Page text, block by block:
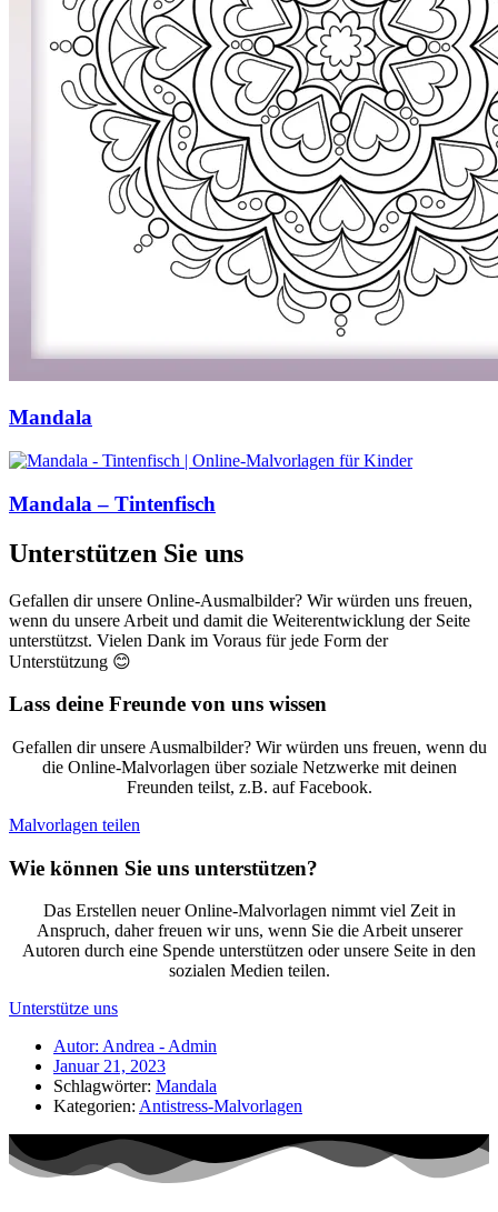
Mandala
Mandala – Tintenfisch
Unterstützen Sie uns
Gefallen dir unsere Online-Ausmalbilder? Wir würden uns freuen,
wenn du unsere Arbeit und damit die Weiterentwicklung der Seite
unterstützst. Vielen Dank im Voraus für jede Form der
Unterstützung 😊
Lass deine Freunde von uns wissen
Gefallen dir unsere Ausmalbilder? Wir würden uns freuen, wenn du
die Online-Malvorlagen über soziale Netzwerke mit deinen
Freunden teilst, z.B. auf Facebook.
Malvorlagen teilen
Wie können Sie uns unterstützen?
Das Erstellen neuer Online-Malvorlagen nimmt viel Zeit in
Anspruch, daher freuen wir uns, wenn Sie die Arbeit unserer
Autoren durch eine Spende unterstützen oder unsere Seite in den
sozialen Medien teilen.
Unterstütze uns
Autor: Andrea - Admin
Januar 21, 2023
Schlagwörter: Mandala
Kategorien: Antistress-Malvorlagen